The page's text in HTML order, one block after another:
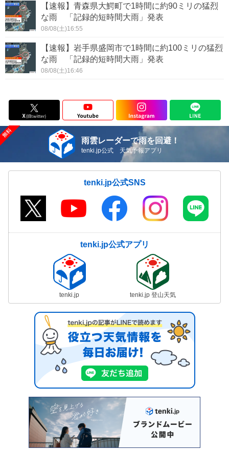
【速報】青森県大鰐町で1時間に約90ミリの猛烈
な雨 「記録的短時間大雨」発表
08/08(土)16:55
【速報】岩手県盛岡市で1時間に約100ミリの猛烈
な雨 「記録的短時間大雨」発表
08/08(土)16:46
雨雲レーダーで雨を回避！
tenki.jp公式 天気予報アプリ
tenki.jp公式SNS
tenki.jp公式アプリ
tenki.jp tenki.jp 登山天気